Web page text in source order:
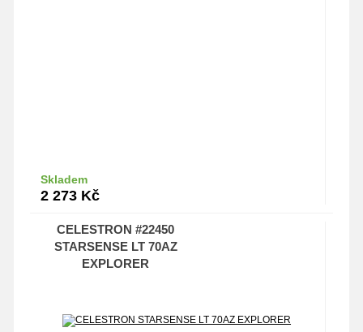
Skladem
2 273 Kč
CELESTRON #22450
STARSENSE LT 70AZ
EXPLORER